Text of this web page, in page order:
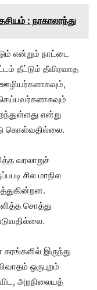
: நாகாலாந்து
என்றும் நாட்டை
தீட்டும் தீவிரவாத
என்று
கொள்வதில்லை.
வரலாறுச்
சில மாநில
சொத்து
இருந்து
ஒருபுறம்
அறநிலையத்